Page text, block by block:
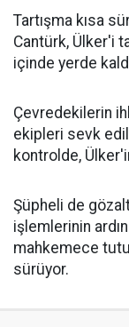
Tartışma kısa
Cantürk, Ülker'i
içinde yerde
Çevredekilerin
ekipleri sevk
kontrolde,
Şüpheli de
işlemlerinin
mahkemece
sürüyor.